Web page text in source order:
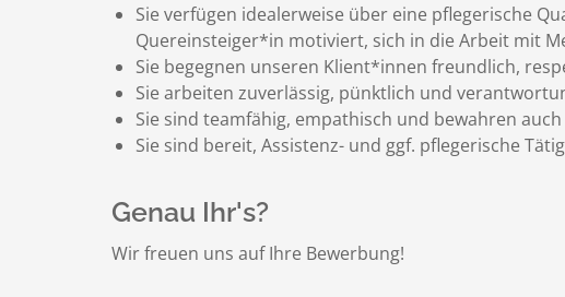
Sie verfügen idealerweise über eine pflegerische
Quereinsteiger*in motiviert, sich in die Arbeit mit
Sie begegnen unseren Klient*innen freundlich,
Sie arbeiten zuverlässig, pünktlich und
Sie sind teamfähig, empathisch und bewahren
Sie sind bereit, Assistenz- und ggf. pflegerische
Genau Ihr's?
Wir freuen uns auf Ihre Bewerbung!